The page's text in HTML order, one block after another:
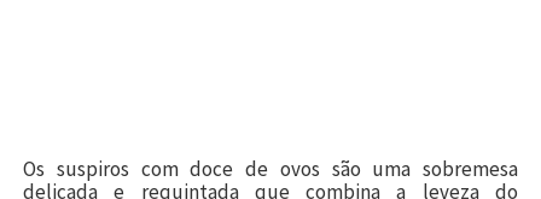
Os suspiros com doce de ovos são uma sobremesa
delicada e requintada que combina a leveza do